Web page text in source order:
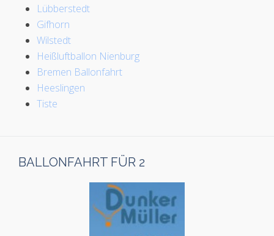
Lübberstedt
Gifhorn
Wilstedt
Heißluftballon Nienburg
Bremen Ballonfahrt
Heeslingen
Tiste
BALLONFAHRT FÜR 2